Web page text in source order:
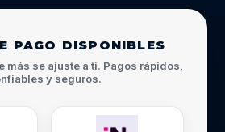
PAGO DISPONIBLES
más se ajuste a ti. Pagos rápidos,
y seguros.